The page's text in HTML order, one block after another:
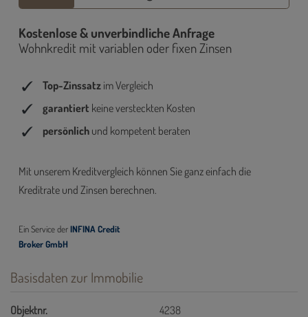
Basisdaten zur Immobilie
Objektnr.
4238